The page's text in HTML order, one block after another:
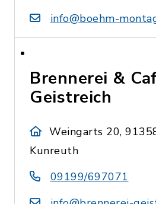
info@boehm-
Brennerei &
Geistreich
Weingarts 20,
Kunreuth
09199/697071